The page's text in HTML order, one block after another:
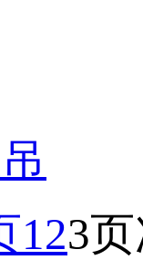
123